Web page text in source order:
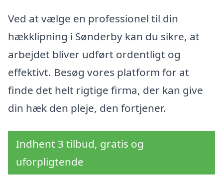
Ved at vælge en professionel til din
hækklipning i Sønderby kan du sikre, at
arbejdet bliver udført ordentligt og
effektivt. Besøg vores platform for at
finde det helt rigtige firma, der kan give
din hæk den pleje, den fortjener.
Indhent 3 tilbud, gratis og
uforpligtende